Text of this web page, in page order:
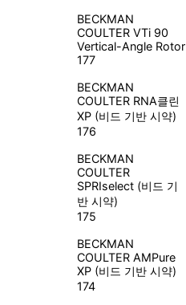
BECKMAN
COULTER VTi 90
Vertical-Angle Rotor
177
BECKMAN
COULTER RNA클린
XP (비드 기반 시약)
176
BECKMAN
COULTER
SPRIselect (비드 기
반 시약)
175
BECKMAN
COULTER AMPure
XP (비드 기반 시약)
174